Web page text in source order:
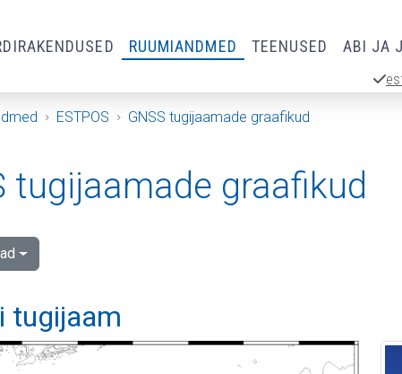
RUUMIANDMED TEENUSED ABI JA
ESTPOS GNSS tugijaamade graafikud
tugijaamade graafikud
tugijaam